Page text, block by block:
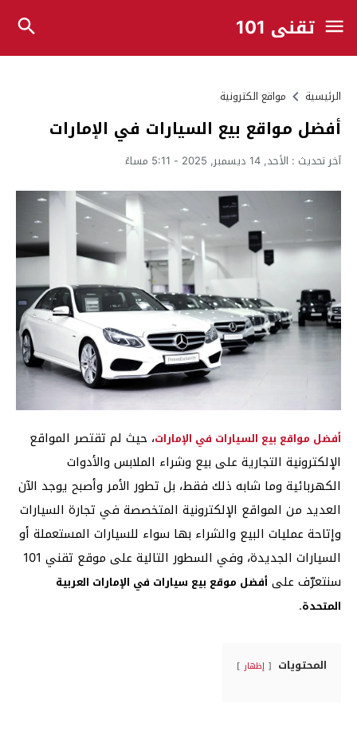
تقني 101
الرئيسية مواقع الكترونية
أفضل مواقع بيع السيارات في الإمارات
آخر تحديث : الأحد, 14 ديسمبر, 2025 - 5:11 مساءً
أفضل مواقع بيع السيارات في الإمارات، حيث لم تقتصر المواقع
الإلكترونية التجارية على بيع وشراء الملابس والأدوات
الكهربائية وما شابه ذلك فقط، بل تطور الأمر وأصبح يوجد الآن
العديد من المواقع الإلكترونية المتخصصة في تجارة السيارات
وإتاحة عمليات البيع والشراء بها سواء للسيارات المستعملة أو
السيارات الجديدة، وفي السطور التالية على موقع تقني 101
سنتعرّف على أفضل موقع بيع سيارات في الإمارات العربية
المتحدة.
المحتويات إظهار